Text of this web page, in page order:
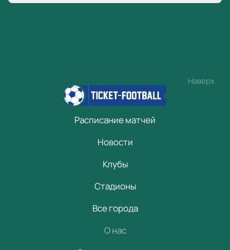
Наверх
Расписание матчей
Новости
Клубы
Стадионы
Все города
О нас